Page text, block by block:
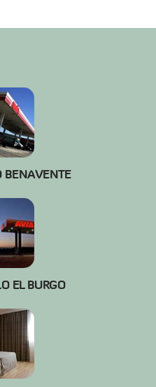
BENAVENTE
EL BURGO